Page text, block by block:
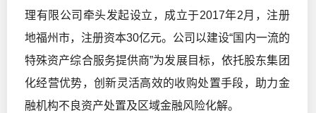
理有限公司牵头发起设立，成立于2017年2月，注册
地福州市，注册资本30亿元。公司以建设“国内一流的
特殊资产综合服务提供商”为发展目标，依托股东集团
化经营优势，创新灵活高效的收购处置手段，助力金
融机构不良资产处置及区域金融风险化解。